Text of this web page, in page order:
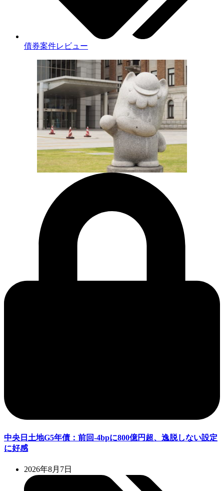
債券案件レビュー
中央日土地G5年債：前回-4bpに800億円超、逸脱しない設定
に好感
2026年8月7日